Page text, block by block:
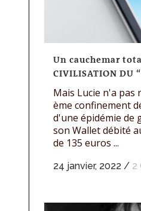
Un cauchemar
CIVILISATION DU
Mais Lucie n'a pas
ème confinement
d'une épidémie de
son Wallet débité
de 135 euros ...
24 janvier, 2022 / 2